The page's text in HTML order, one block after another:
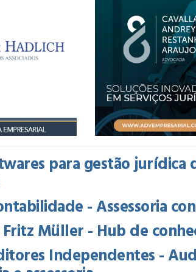
para gestão jurídica
- Assessoria
Fritz Müller - Hub de
Independentes -